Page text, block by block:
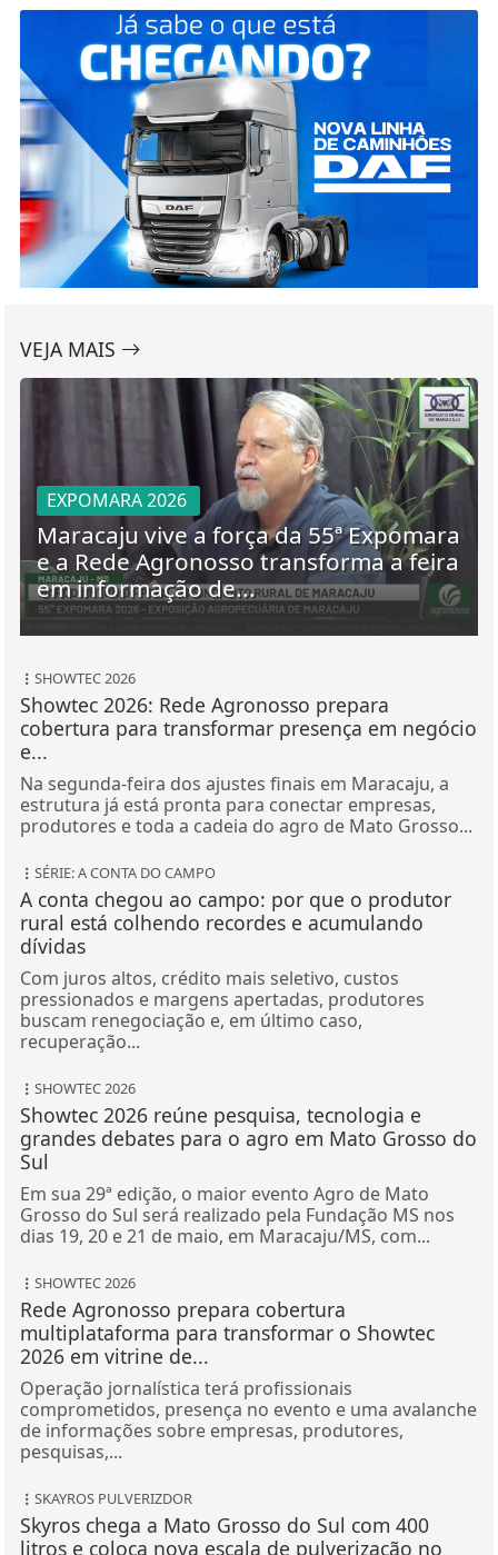
VEJA MAIS
EXPOMARA 2026
Maracaju vive a força da 55ª Expomara
e a Rede Agronosso transforma a feira
em informação de...
Showtec 2026: Rede Agronosso prepara
cobertura para transformar presença em negócio
e...
Na segunda-feira dos ajustes finais em Maracaju, a
estrutura já está pronta para conectar empresas,
produtores e toda a cadeia do agro de Mato Grosso...
SÉRIE: A CONTA DO CAMPO
A conta chegou ao campo: por que o produtor
rural está colhendo recordes e acumulando
dívidas
Com juros altos, crédito mais seletivo, custos
pressionados e margens apertadas, produtores
buscam renegociação e, em último caso,
recuperação...
Showtec 2026 reúne pesquisa, tecnologia e
grandes debates para o agro em Mato Grosso do
Sul
Em sua 29ª edição, o maior evento Agro de Mato
Grosso do Sul será realizado pela Fundação MS nos
dias 19, 20 e 21 de maio, em Maracaju/MS, com...
Rede Agronosso prepara cobertura
multiplataforma para transformar o Showtec
2026 em vitrine de...
Operação jornalística terá profissionais
comprometidos, presença no evento e uma avalanche
de informações sobre empresas, produtores,
pesquisas,...
Skyros chega a Mato Grosso do Sul com 400
litros e coloca nova escala de pulverização no